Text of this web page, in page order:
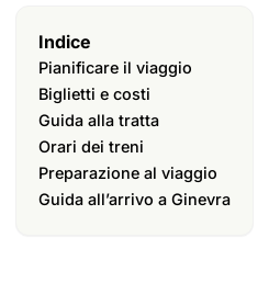
Indice
Pianificare il viaggio
Biglietti e costi
Guida alla tratta
Orari dei treni
Preparazione al viaggio
Guida all’arrivo a Ginevra